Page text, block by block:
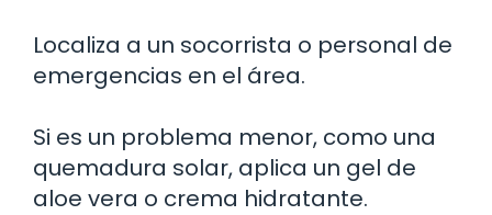
Localiza a un socorrista o personal de
emergencias en el área.
Si es un problema menor, como una
quemadura solar, aplica un gel de
aloe vera o crema hidratante.